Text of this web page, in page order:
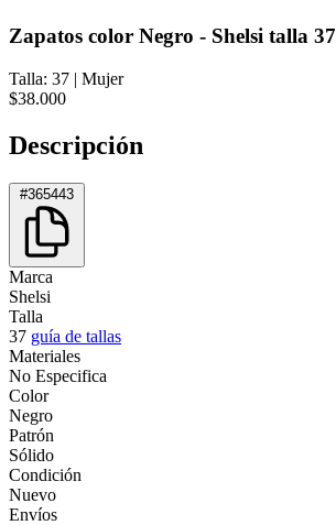
Zapatos color Negro - Shelsi talla 37
Talla: 37 | Mujer
$38.000
Descripción
#365443
Marca
Shelsi
Talla
37 guía de tallas
Materiales
No Especifica
Color
Negro
Patrón
Sólido
Condición
Nuevo
Envíos